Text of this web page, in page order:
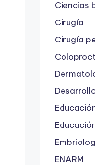
Ciencias
Cirugía
Cirugía
ENARM